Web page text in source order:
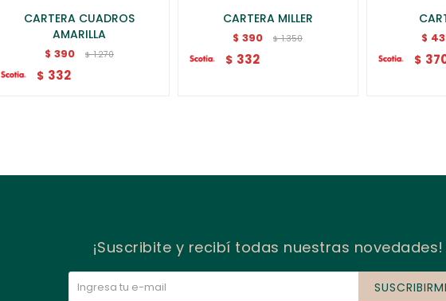
CARTERA CUADROS
AMARILLA
$ 390 $ 1.270
$ 332
CARTERA MILLER
$ 390 $ 1.350
$ 332
$
$
¡Suscribite y recibí todas nuestras novedades!